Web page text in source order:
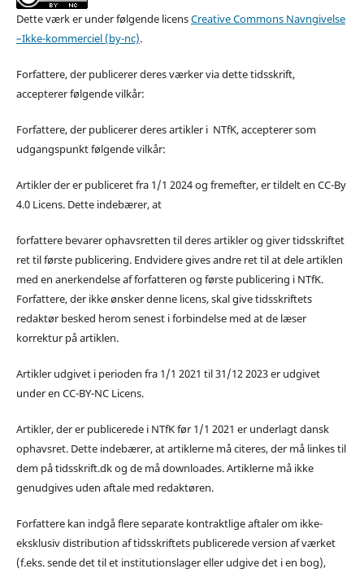
Dette værk er under følgende licensCreative Commons Navngivelse
–Ikke-kommerciel (by-nc).
Forfattere, der publicerer deres værker via dette tidsskrift,
accepterer følgende vilkår:
Forfattere, der publicerer deres artikler i NTfK, accepterer som
udgangspunkt følgende vilkår:
Artikler der er publiceret fra 1/1 2024 og fremefter, er tildelt en CC-By
4.0 Licens. Dette indebærer, at
forfattere bevarer ophavsretten til deres artikler og giver tidsskriftet
ret til første publicering. Endvidere gives andre ret til at dele artiklen
med en anerkendelse af forfatteren og første publicering i NTfK.
Forfattere, der ikke ønsker denne licens, skal give tidsskriftets
redaktør besked herom senest i forbindelse med at de læser
korrektur på artiklen.
Artikler udgivet i perioden fra 1/1 2021 til 31/12 2023 er udgivet
under en CC-BY-NC Licens.
Artikler, der er publicerede i NTfK før 1/1 2021 er underlagt dansk
ophavsret. Dette indebærer, at artiklerne må citeres, der må linkes til
dem på tidsskrift.dk og de må downloades. Artiklerne må ikke
genudgives uden aftale med redaktøren.
Forfattere kan indgå flere separate kontraktlige aftaler om ikke-
eksklusiv distribution af tidsskriftets publicerede version af værket
(f.eks. sende det til et institutionslager eller udgive det i en bog),